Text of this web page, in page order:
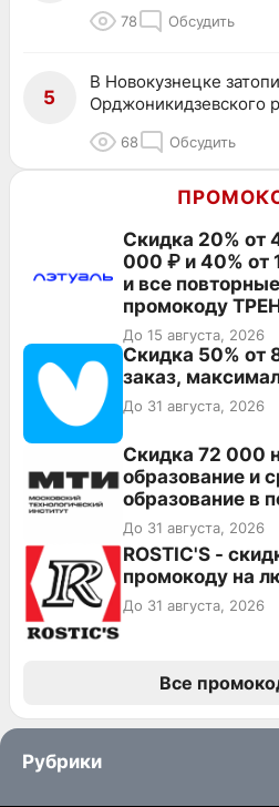
78 Обсудить
5
В Новокузнецке
Орджоникидзевского
68 Обсудить
Скидка 20% от
000 ₽ и 40% от
и все
промокоду
До 15 августа, 2026
Скидка 50% от
заказ,
До 31 августа, 2026
Скидка 72 000
образование и
образование в
До 31 августа, 2026
ROSTIC'S -
промокоду на
До 31 августа, 2026
Все
Рубрики